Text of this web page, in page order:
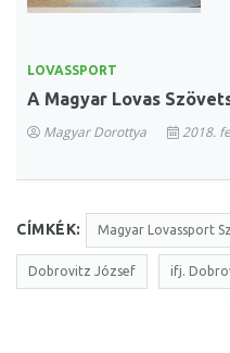
LOVASSPORT
A Magyar Lovas
Magyar Dorottya 2018.
CÍMKÉK: Magyar Lovassport
Dobrovitz József ifj.